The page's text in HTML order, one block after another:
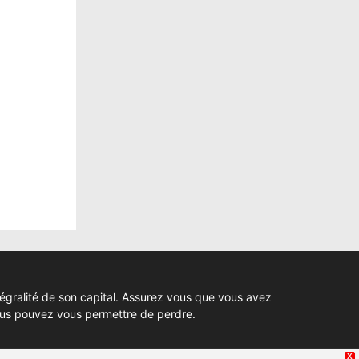
de son capital. Assurez vous que vous avez
pouvez vous permettre de perdre.
X